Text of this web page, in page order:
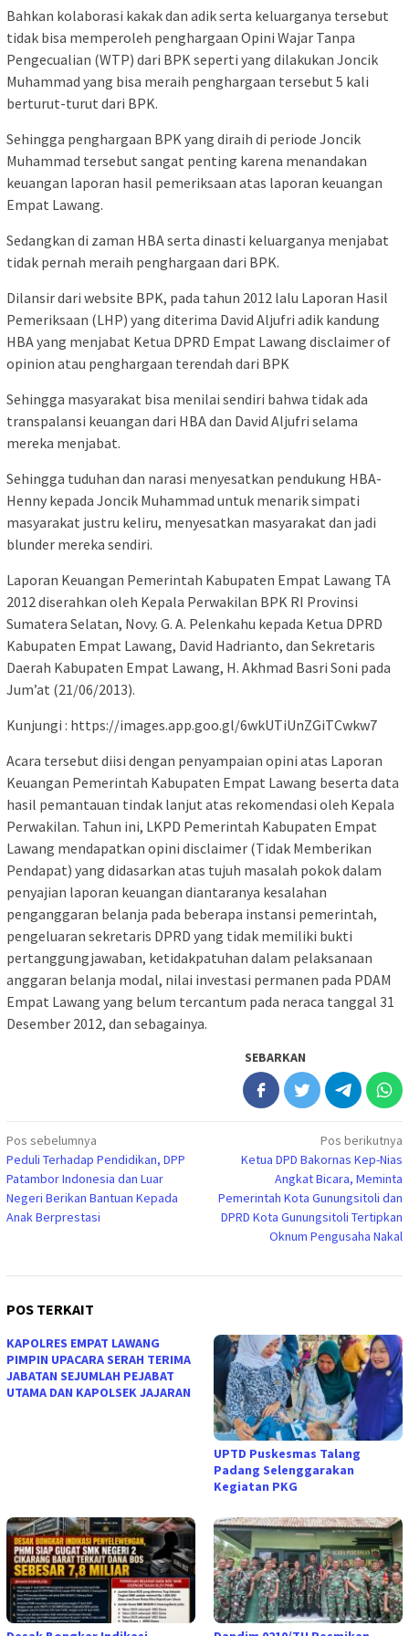
Bahkan kolaborasi kakak dan adik serta keluarganya tersebut
tidak bisa memperoleh penghargaan Opini Wajar Tanpa
Pengecualian (WTP) dari BPK seperti yang dilakukan Joncik
Muhammad yang bisa meraih penghargaan tersebut 5 kali
berturut-turut dari BPK.
Sehingga penghargaan BPK yang diraih di periode Joncik
Muhammad tersebut sangat penting karena menandakan
keuangan laporan hasil pemeriksaan atas laporan keuangan
Empat Lawang.
Sedangkan di zaman HBA serta dinasti keluarganya menjabat
tidak pernah meraih penghargaan dari BPK.
Dilansir dari website BPK, pada tahun 2012 lalu Laporan Hasil
Pemeriksaan (LHP) yang diterima David Aljufri adik kandung
HBA yang menjabat Ketua DPRD Empat Lawang disclaimer of
opinion atau penghargaan terendah dari BPK
Sehingga masyarakat bisa menilai sendiri bahwa tidak ada
transpalansi keuangan dari HBA dan David Aljufri selama
mereka menjabat.
Sehingga tuduhan dan narasi menyesatkan pendukung HBA-
Henny kepada Joncik Muhammad untuk menarik simpati
masyarakat justru keliru, menyesatkan masyarakat dan jadi
blunder mereka sendiri.
Laporan Keuangan Pemerintah Kabupaten Empat Lawang TA
2012 diserahkan oleh Kepala Perwakilan BPK RI Provinsi
Sumatera Selatan, Novy. G. A. Pelenkahu kepada Ketua DPRD
Kabupaten Empat Lawang, David Hadrianto, dan Sekretaris
Daerah Kabupaten Empat Lawang, H. Akhmad Basri Soni pada
Jum’at (21/06/2013).
Kunjungi : https://images.app.goo.gl/6wkUTiUnZGiTCwkw7
Acara tersebut diisi dengan penyampaian opini atas Laporan
Keuangan Pemerintah Kabupaten Empat Lawang beserta data
hasil pemantauan tindak lanjut atas rekomendasi oleh Kepala
Perwakilan. Tahun ini, LKPD Pemerintah Kabupaten Empat
Lawang mendapatkan opini disclaimer (Tidak Memberikan
Pendapat) yang didasarkan atas tujuh masalah pokok dalam
penyajian laporan keuangan diantaranya kesalahan
penganggaran belanja pada beberapa instansi pemerintah,
pengeluaran sekretaris DPRD yang tidak memiliki bukti
pertanggungjawaban, ketidakpatuhan dalam pelaksanaan
anggaran belanja modal, nilai investasi permanen pada PDAM
Empat Lawang yang belum tercantum pada neraca tanggal 31
Desember 2012, dan sebagainya.
SEBARKAN
Navigasi
pos
Pos sebelumnya
Peduli Terhadap Pendidikan, DPP
Patambor Indonesia dan Luar
Negeri Berikan Bantuan Kepada
Anak Berprestasi
Pos berikutnya
Ketua DPD Bakornas Kep-Nias
Angkat Bicara, Meminta
Pemerintah Kota Gunungsitoli dan
DPRD Kota Gunungsitoli Tertipkan
Oknum Pengusaha Nakal
POS TERKAIT
KAPOLRES EMPAT LAWANG
PIMPIN UPACARA SERAH TERIMA
JABATAN SEJUMLAH PEJABAT
UTAMA DAN KAPOLSEK JAJARAN
UPTD Puskesmas Talang
Padang Selenggarakan
Kegiatan PKG